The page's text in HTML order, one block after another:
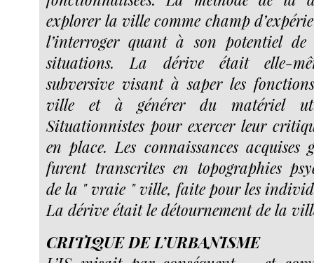
explorer la ville comme champ
l’interroger quant à son potentiel de
situations. La dérive était elle-
subversive visant à saper les
ville et à générer du matériel
Situationnistes pour exercer leur
en place. Les connaissances
furent transcrites en topographies
de la " vraie " ville, faite pour les
La dérive était le détournement de la
CRITIQUE DE L’URBANISME